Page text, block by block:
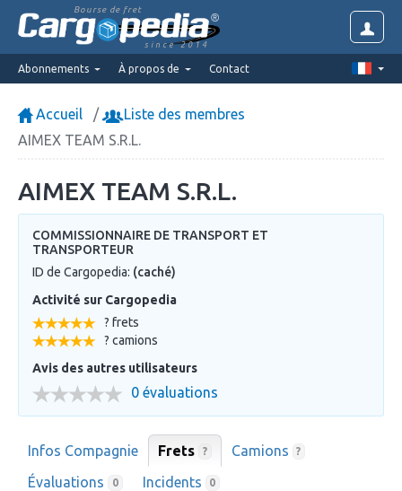
Bourse de fret
since 2014
Abonnements À propos de Contact
Accueil
Liste des membres
AIMEX TEAM S.R.L.
AIMEX TEAM S.R.L.
COMMISSIONNAIRE DE TRANSPORT ET
TRANSPORTEUR
ID de Cargopedia: (caché)
Activité sur Cargopedia
? frets
? camions
Avis des autres utilisateurs
0 évaluations
Infos Compagnie Frets ? Camions ?
Évaluations 0 Incidents 0